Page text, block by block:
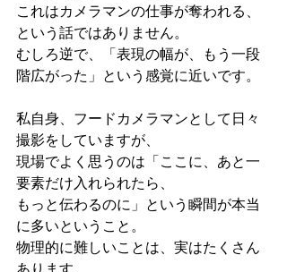
これはカメラマンの仕事が奪われる、
という話ではありません。
むしろ逆で、「表現の幅が、もう一段
階広がった」という感覚に近いです。
私自身、フードカメラマンとして日々
撮影をしていますが、
現場でよく思うのは「ここに、あと一
要素だけ入れられたら、
もっと伝わるのに」という瞬間が本当
に多いということ。
物理的に難しいことは、実はたくさん